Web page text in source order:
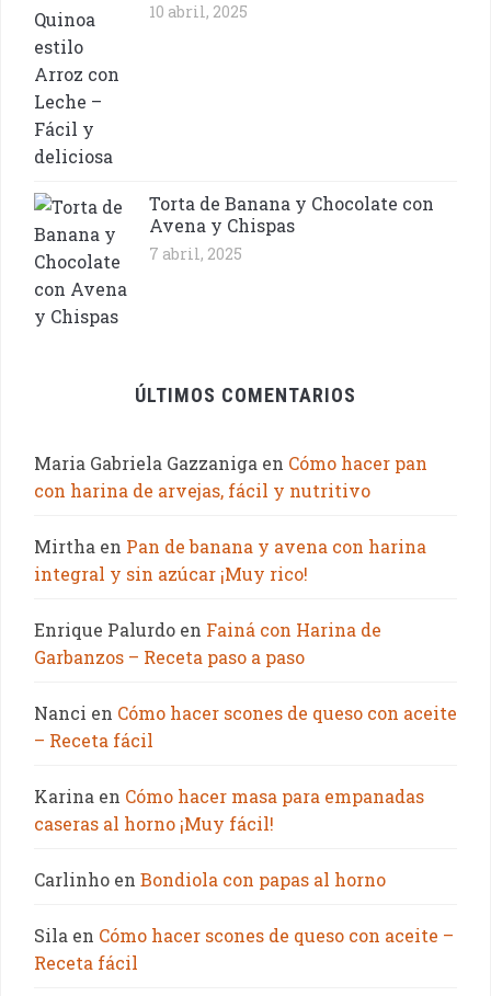
10 abril, 2025
Torta de Banana y Chocolate con
Avena y Chispas
7 abril, 2025
ÚLTIMOS COMENTARIOS
Maria Gabriela Gazzaniga en Cómo hacer pan
con harina de arvejas, fácil y nutritivo
Mirtha en Pan de banana y avena con harina
integral y sin azúcar ¡Muy rico!
Enrique Palurdo en Fainá con Harina de
Garbanzos – Receta paso a paso
Nanci en Cómo hacer scones de queso con aceite
– Receta fácil
Karina en Cómo hacer masa para empanadas
caseras al horno ¡Muy fácil!
Carlinho en Bondiola con papas al horno
Sila en Cómo hacer scones de queso con aceite –
Receta fácil